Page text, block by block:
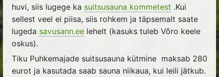
huvi, siis lugege ka suitsusauna kommetest .Kui
sellest veel ei piisa, siis rohkem ja täpsemalt saate
lugeda savusann.eelehelt (kasuks tuleb Võro keele
oskus).
Tiku Puhkemajade suitsusauna kütmine maksab 280
eurot ja kasutada saab sauna niikaua, kui leili jätkub.